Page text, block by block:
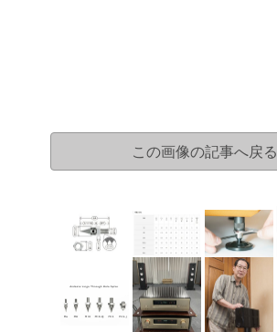
この画像の記事へ戻る